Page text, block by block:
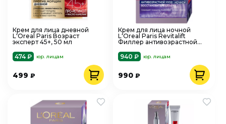
Крем для лица дневной
L'Oreal Paris Возраст
эксперт 45+, 50 мл
474 ₽
юр. лицам
499 ₽
Крем для лица ночной
L'Oreal Paris Revitalift
Филлер антивозрастной
940 ₽
юр. лицам
990₽